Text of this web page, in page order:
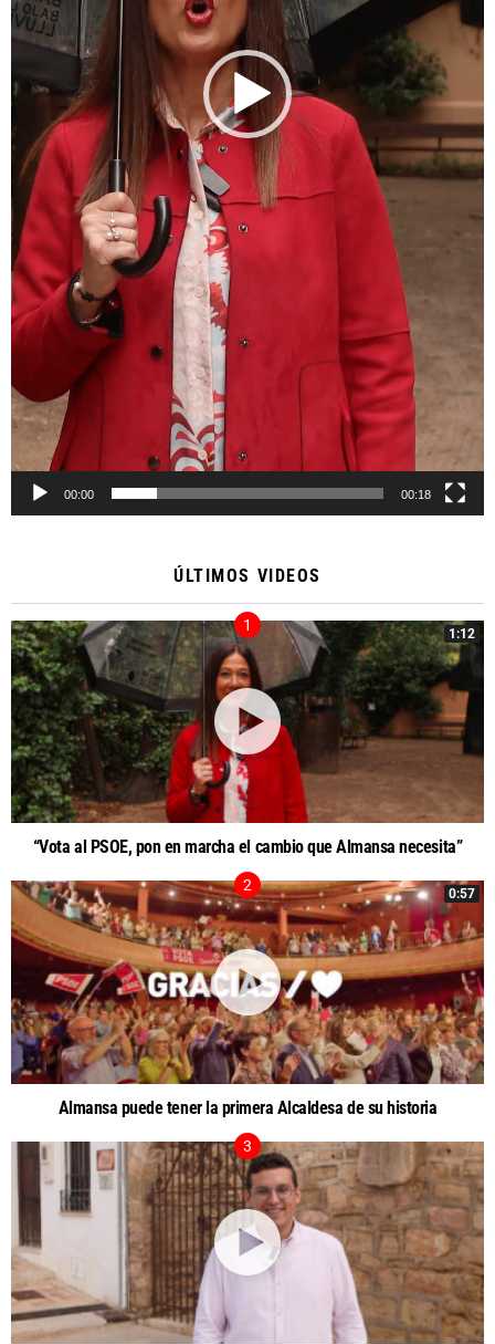
00:00 00:18
ÚLTIMOS VIDEOS
1:12
“Vota al PSOE, pon en marcha el cambio que Almansa necesita”
0:57
Almansa puede tener la primera Alcaldesa de su historia